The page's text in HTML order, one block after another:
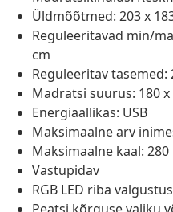
Üldmõõtmed: 203 x
Reguleeritavad min/
cm
Reguleeritav tasemed:
Madratsi suurus: 180 x
Energiaallikas: USB
Maksimaalne arv
Maksimaalne kaal: 280
Vastupidav
RGB LED riba